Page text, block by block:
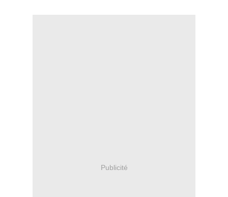
Publicité